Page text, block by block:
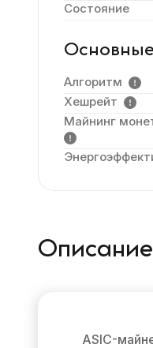
Состояние
Алгоритм
Хешрейт
Майнинг
Описание
ASIC-